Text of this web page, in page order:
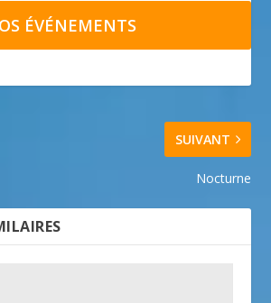
ÉVÉNEMENTS
SUIVANT
Nocturne